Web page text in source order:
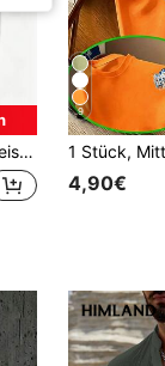
und Frauen.
9
4,90€